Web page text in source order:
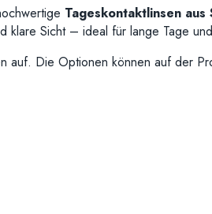
Tageskontaktlinsen
klare Sicht – ideal für lange Tage
auf. Die Optionen können auf der